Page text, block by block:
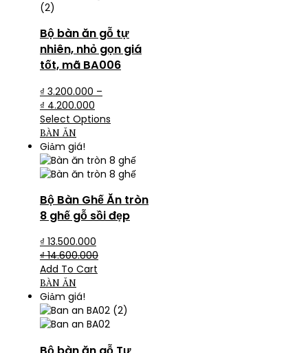
Bộ bàn ăn gỗ tự
nhiên, nhỏ gọn giá
tốt, mã BA006
₫ 3.200.000 –
₫ 4.200.000
Select Options
BÀN ĂN
Giảm giá!
Bộ Bàn Ghế Ăn tròn
8 ghế gỗ sồi đẹp
₫ 13.500.000
₫14.600.000
Add To Cart
BÀN ĂN
Giảm giá!